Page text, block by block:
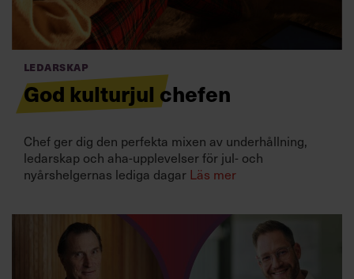
Prenumerera
Villkor och policy för
personuppgiftsbehandling
efter:
Ledarskap
God kulturjul chefen
Chef ger dig den perfekta mixen av underhållning,
ledarskap och aha-upplevelser för jul- och
nyårshelgernas lediga dagar Läs mer